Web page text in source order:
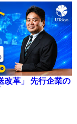
改革」 先行企業の